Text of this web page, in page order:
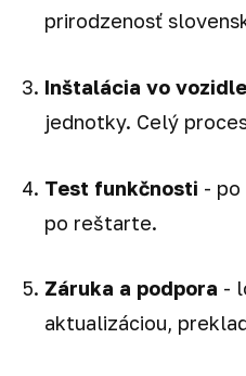
prirodzenosť
Inštalácia vo vozidle
jednotky. Celý
Test funkčnosti - po
po reštarte.
Záruka a podpora -
aktualizáciou,